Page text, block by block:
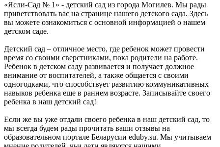
«Ясли-Сад № 1» - детский сад из города Могилев. Мы рады
приветствовать вас на странице нашего детского сада. Здесь
вы можете ознакомиться с основной информацией о нашем
детском саде.
Детский сад – отличное место, где ребенок может провести
время со своими сверстниками, пока родители на работе.
Ребенок в детском саду развивается и получает должное
внимание от воспитателей, а также общается с своими
одногодками, что способствует развитию коммуникативных
навыков ребенка еще в раннем возрасте. Записывайте своего
ребенка в наш детский сад!
Если же вы уже отдали своего ребенка в наш детский сад, то
мы всегда будем рады прочитать ваши отзывы на
образовательном портале Беларусии eduby.su. Мы учитываем